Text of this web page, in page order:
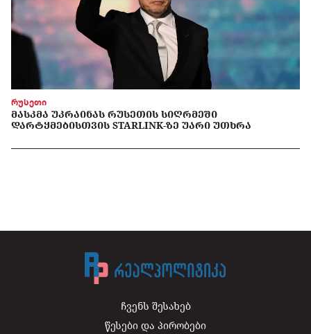
რუსეთი
ᲛᲐᲡᲙᲛᲐ ᲣᲙᲠᲐᲘᲜᲐᲡ ᲠᲣᲡᲔᲗᲘᲡ ᲡᲘᲦᲠᲛᲔᲨᲘ
ᲓᲐᲠᲢᲧᲛᲔᲑᲘᲡᲗᲕᲘᲡ STARLINK-ᲖᲔ ᲣᲐᲠᲘ ᲣᲗᲮᲠᲐ
ჩვენს შესახებ
წესები და პირობები